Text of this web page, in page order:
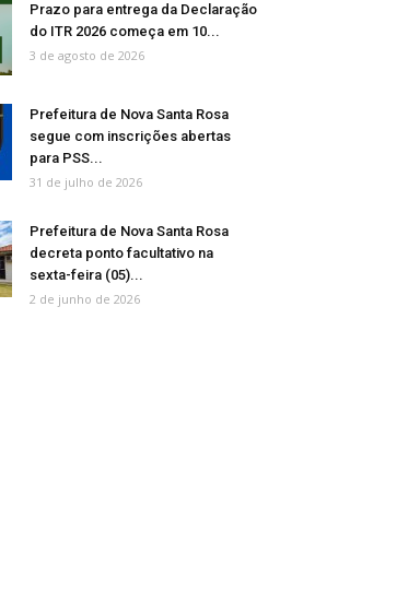
Prazo para entrega da Declaração
do ITR 2026 começa em 10...
3 de agosto de 2026
Prefeitura de Nova Santa Rosa
segue com inscrições abertas
para PSS...
31 de julho de 2026
Prefeitura de Nova Santa Rosa
decreta ponto facultativo na
sexta-feira (05)...
2 de junho de 2026